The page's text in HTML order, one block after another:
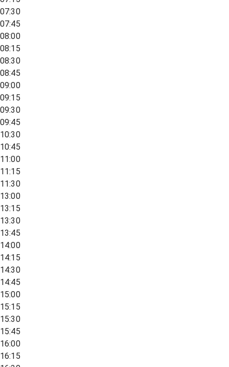
07:30
07:45
08:00
08:15
08:30
08:45
09:00
09:15
09:30
09:45
10:30
10:45
11:00
11:15
11:30
13:00
13:15
13:30
13:45
14:00
14:15
14:30
14:45
15:00
15:15
15:30
15:45
16:00
16:15